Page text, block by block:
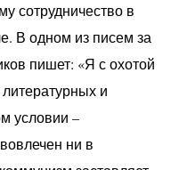
сотрудничество в
В одном из писем за
пишет: «Я с охотой
и
условии –
ни в